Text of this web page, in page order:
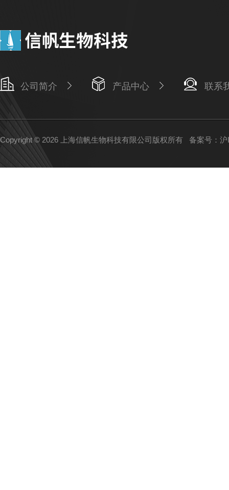
公司简介 产品中心 联系
Copyright © 2026 上海信帆生物科技有限公司版权所有 备案号：